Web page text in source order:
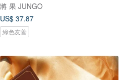
將 果 JUNGO
US$ 37.87
綠色友善